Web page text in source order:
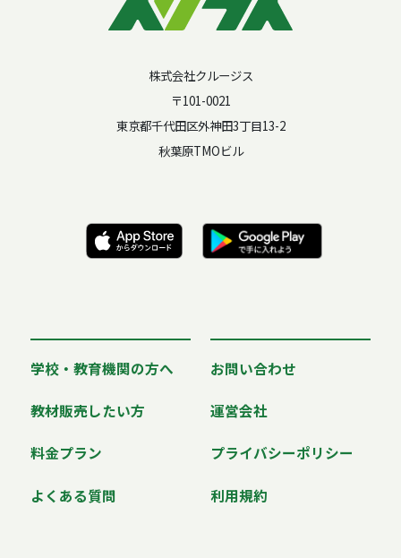
株式会社クルージス
〒101-0021
東京都千代田区外神田3丁目13-2
秋葉原TMOビル
学校・教育機関の方へ
教材販売したい方
料金プラン
よくある質問
お問い合わせ
運営会社
プライバシーポリシー
利用規約